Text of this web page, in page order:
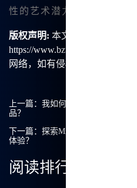
性的艺术潜力等待被发掘，
版权声明: 本文由【B族智能】
https://www.bzu.cn/news/show/
网络，如有侵权请联系我们删
上一篇： 我如何利用 Midjourney
品？
下一篇： 探索Midjourney中文绘画
体验？
阅读排行